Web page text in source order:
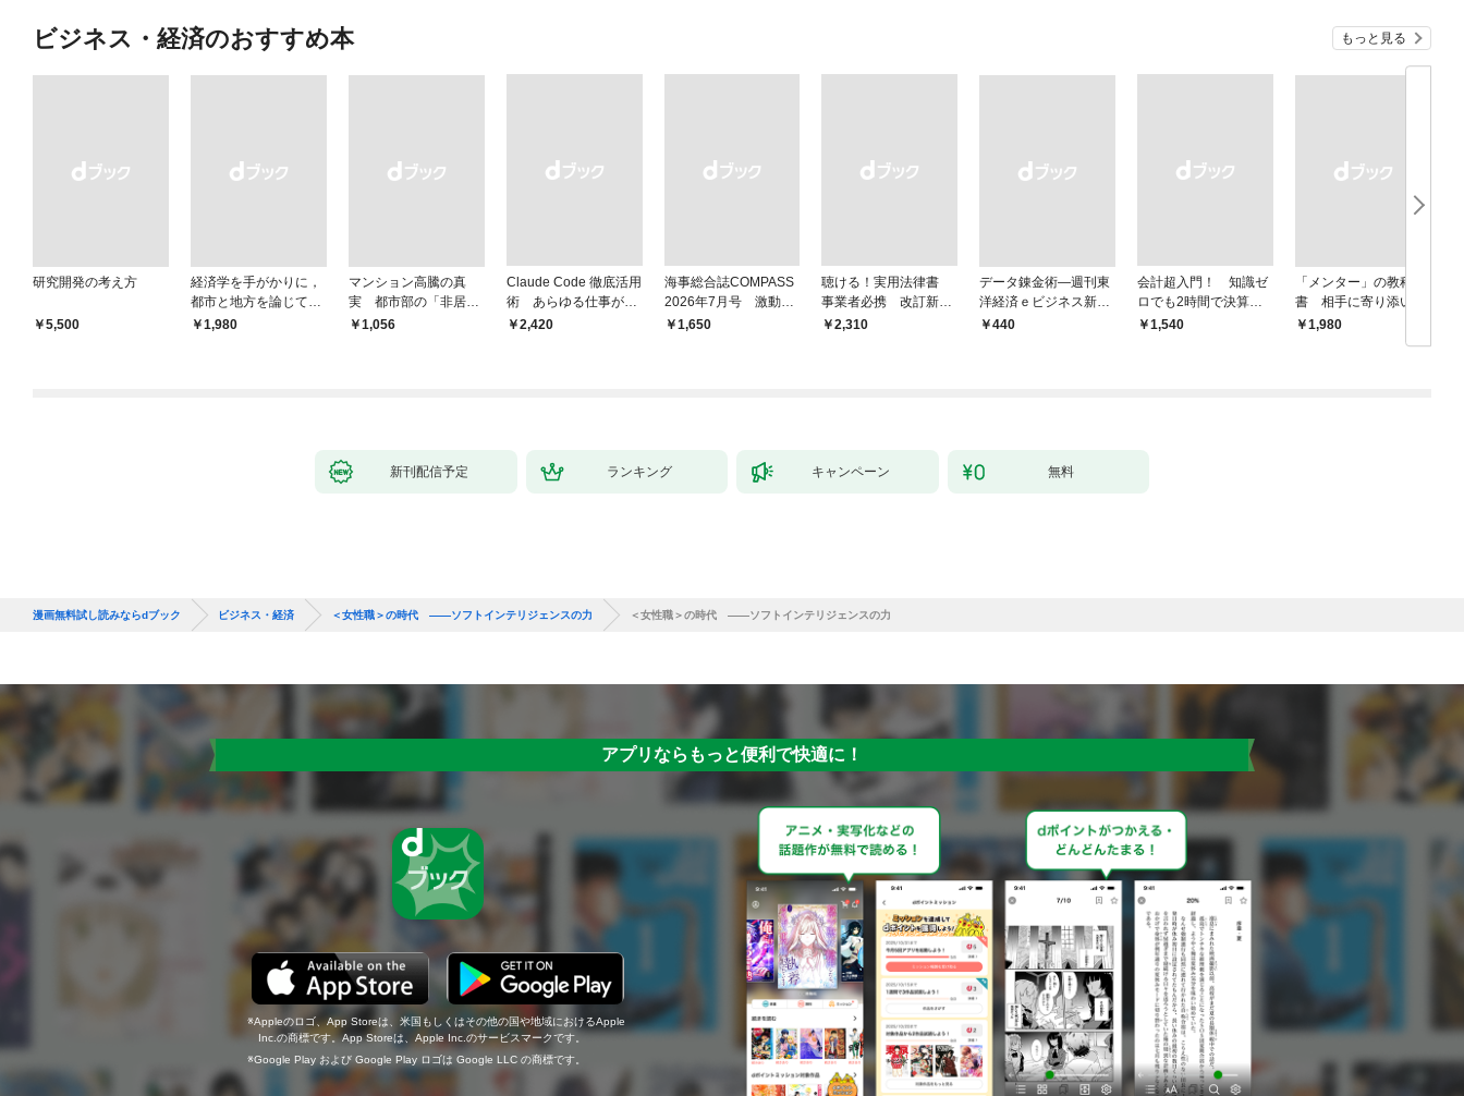
ビジネス・経済のおすすめ本 もっと見る
研究開発の考え方
￥5,500
経済学を手がかりに，
都市と地方を論じてみ
よう
￥1,980
マンション高騰の真
実 都市部の「非居住
化」が街を壊す
￥1,056
Claude Code 徹底活用
術 あらゆる仕事が爆
速化する
￥2,420
海事総合誌COMPASS
2026年7月号 激動の
時代の海運経営 主要
￥1,650
聴ける！実用法律書
事業者必携 改訂新
版 中小企業のための
￥2,310
データ錬金術―週刊東
洋経済ｅビジネス新書
Ｎo.493
￥440
会計超入門！ 知識ゼ
ロでも2時間で決算書
が読めるようになる！
￥1,540
「メンター」の教科
書 相手に寄り添いな
がら成長を後押しする
￥1,980
新刊配信予定 ランキング キャンペーン 無料
漫画無料試し読みならdブック ビジネス・経済 ＜女性職＞の時代 ――ソフトインテリジェンスの力 ＜女性職＞の時代 ――ソフトインテリジェンスの力
アプリならもっと便利で快適に！
Appleのロゴ、App Storeは、米国もしくはその他の国や地域におけるApple
Inc.の商標です。App Storeは、Apple Inc.のサービスマークです。
Google Play および Google Play ロゴは Google LLC の商標です。